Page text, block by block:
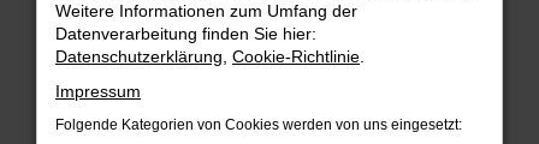
Überprüfe deine Firewall und deine
Internetverbindung.
Laden andere Webseiten, zum Beispiel deine
Suchmaschine?
Prüfe deine Browsererweiterungen.
Weitere Informationen zum Umfang der
Datenverarbeitung finden Sie hier:
Datenschutzerklärung Cookie-Richtlinie
Impressum
Folgende Kategorien von Cookies werden von uns eingesetzt: